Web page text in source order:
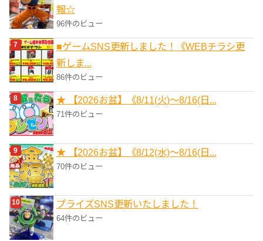
報☆
96件のビュー
■ゲームSNS更新しました！《WEBチラシ更
新しま...
86件のビュー
★ 【2026お盆】《8/11(火)～8/16(日...
71件のビュー
★ 【2026お盆】《8/12(水)～8/16(日...
70件のビュー
プライズSNS更新いたしました！
64件のビュー